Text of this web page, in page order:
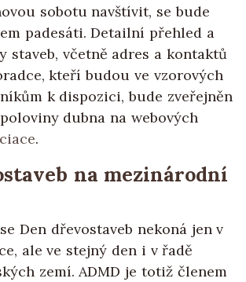
sobotu navštívit, se bude
padesáti. Detailní přehled a
staveb, včetně adres a kontaktů
kteří budou ve vzorových
k dispozici, bude zveřejněn
dubna na webových
.
na mezinárodní
Den dřevostaveb nekoná jen v
ale ve stejný den i v řadě
zemí. ADMD je totiž členem